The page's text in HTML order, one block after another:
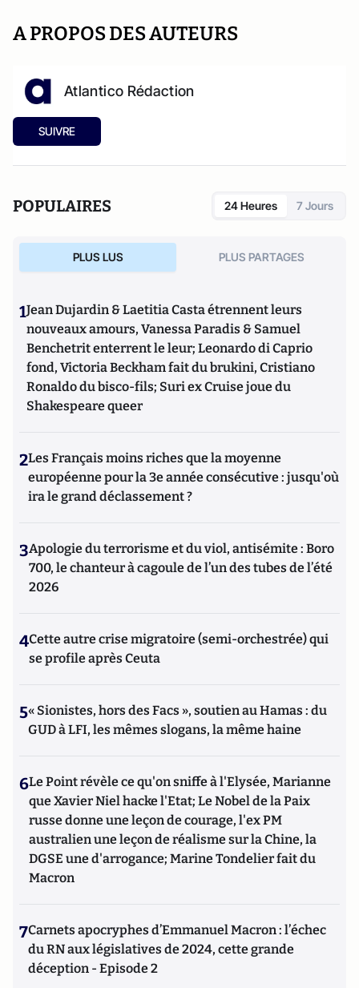
A PROPOS DES AUTEURS
Atlantico Rédaction
SUIVRE
POPULAIRES 24 Heures 7 Jours
PLUS LUS PLUS PARTAGES
1Jean Dujardin & Laetitia Casta étrennent leurs
nouveaux amours, Vanessa Paradis & Samuel
Benchetrit enterrent le leur; Leonardo di Caprio
fond, Victoria Beckham fait du brukini, Cristiano
Ronaldo du bisco-fils; Suri ex Cruise joue du
Shakespeare queer
2Les Français moins riches que la moyenne
européenne pour la 3e année consécutive : jusqu'où
ira le grand déclassement ?
3Apologie du terrorisme et du viol, antisémite : Boro
700, le chanteur à cagoule de l’un des tubes de l’été
2026
4Cette autre crise migratoire (semi-orchestrée) qui
se profile après Ceuta
5« Sionistes, hors des Facs », soutien au Hamas : du
GUD à LFI, les mêmes slogans, la même haine
6Le Point révèle ce qu'on sniffe à l'Elysée, Marianne
que Xavier Niel hacke l'Etat; Le Nobel de la Paix
russe donne une leçon de courage, l'ex PM
australien une leçon de réalisme sur la Chine, la
DGSE une d'arrogance; Marine Tondelier fait du
Macron
7Carnets apocryphes d’Emmanuel Macron : l’échec
du RN aux législatives de 2024, cette grande
déception - Episode 2